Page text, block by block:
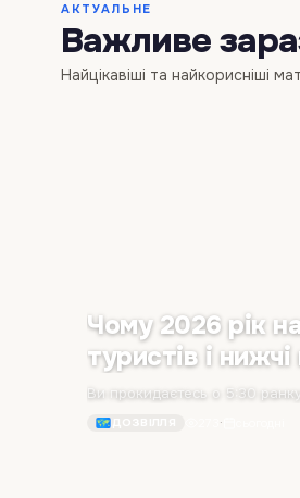
АКТУАЛЬНЕ
Важливе
Найцікавіші та найкорисніші
Чому 2026 рік
туристів і
·